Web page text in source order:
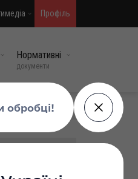
Профіль
Нормативні
документи